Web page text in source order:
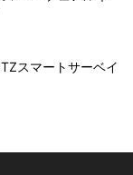
スマートサーベイ